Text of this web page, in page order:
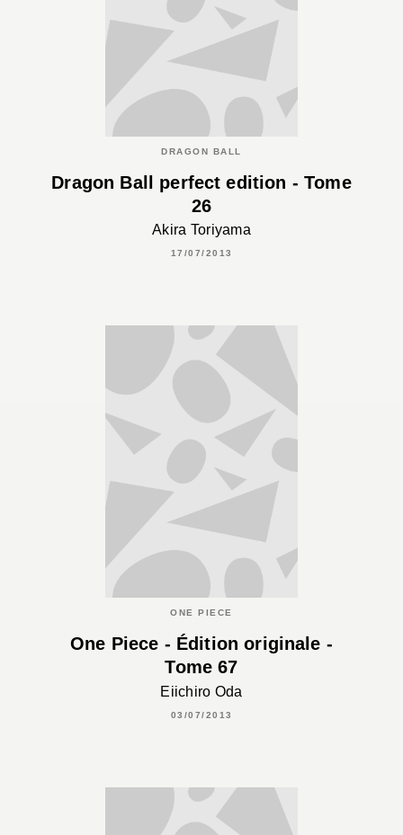
DRAGON BALL
Dragon Ball perfect edition - Tome
26
Akira Toriyama
17/07/2013
ONE PIECE
One Piece - Édition originale -
Tome 67
Eiichiro Oda
03/07/2013